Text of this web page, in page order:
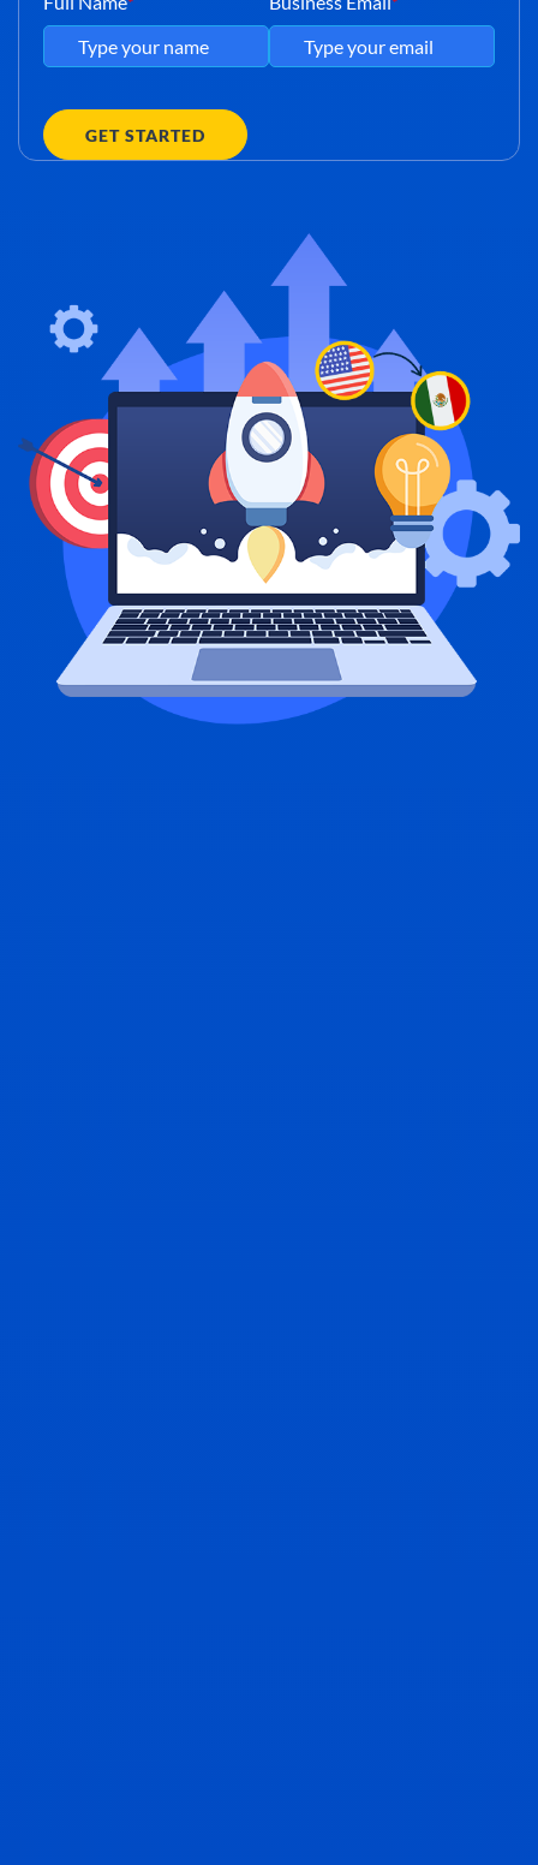
GET STARTED